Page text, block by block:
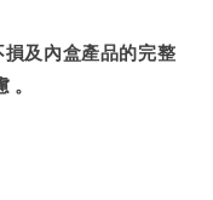
及內盒產品的完整